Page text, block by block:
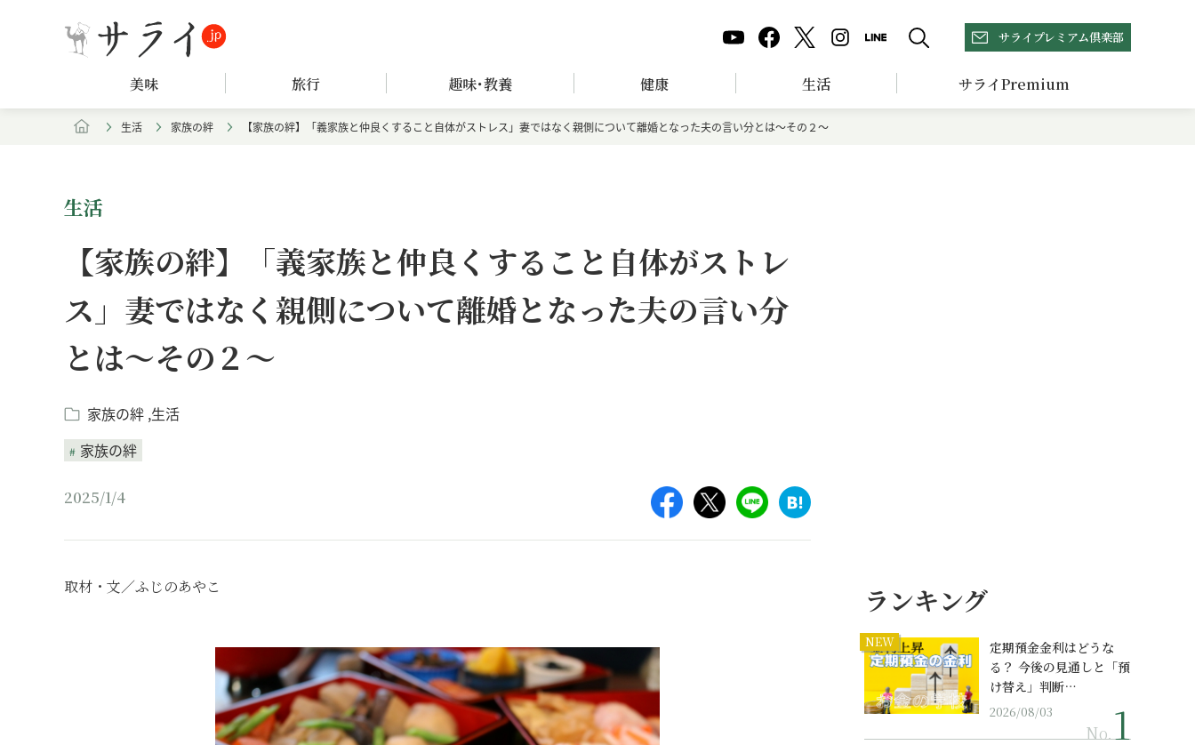
サライプレミアム倶楽部
美味 旅行 趣味･教養 健康 生活 サライPremium
生活 家族の絆 【家族の絆】「義家族と仲良くすること自体がストレス」妻ではなく親側について離婚となった夫の言い分とは～その２～
生活
【家族の絆】「義家族と仲良くすること自体がストレ
ス」妻ではなく親側について離婚となった夫の言い分
とは～その２～
家族の絆 生活
家族の絆
2025/1/4
取材・文／ふじのあやこ ランキング
NEW
定期預金金利はどうな
る？ 今後の見通しと「預
け替え」判断…
2026/08/03
No.